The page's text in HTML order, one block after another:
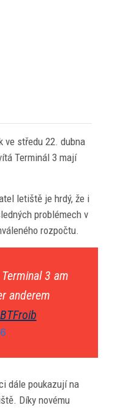
ve středu 22. dubna
Terminál 3 mají
letiště je hrdý, že i
problémech v
rozpočtu.
3 am
anderem
dále poukazují na
Díky novému